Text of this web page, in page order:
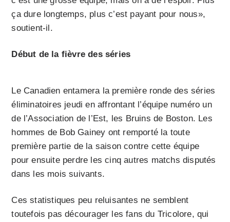
ça dure longtemps, plus c’est payant pour nous»,
soutient-il.
Début de la fièvre des séries
Le Canadien entamera la première ronde des séries
éliminatoires jeudi en affrontant l’équipe numéro un
de l’Association de l’Est, les Bruins de Boston. Les
hommes de Bob Gainey ont remporté la toute
première partie de la saison contre cette équipe
pour ensuite perdre les cinq autres matchs disputés
dans les mois suivants.
Ces statistiques peu reluisantes ne semblent
toutefois pas décourager les fans du Tricolore, qui